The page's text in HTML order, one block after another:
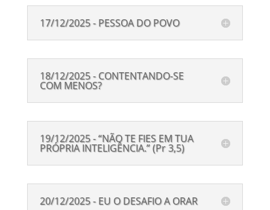
17/12/2025 - PESSOA DO POVO
18/12/2025 - CONTENTANDO-SE
COM MENOS?
19/12/2025 - “NÃO TE FIES EM TUA
PRÓPRIA INTELIGÊNCIA.” (Pr 3,5)
20/12/2025 - EU O DESAFIO A ORAR